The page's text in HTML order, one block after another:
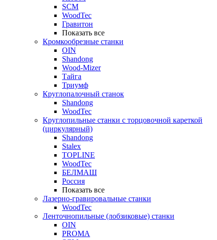
SCM
WoodTec
Гравитон
Показать все
Кромкообрезные станки
OIN
Shandong
Wood-Mizer
Тайга
Триумф
Круглопалочный станок
Shandong
WoodTec
Круглопильные станки с торцовочной кареткой
(циркулярный)
Shandong
Stalex
TOPLINE
WoodTec
БЕЛМАШ
Россия
Показать все
Лазерно-гравировальные станки
WoodTec
Ленточнопильные (лобзиковые) станки
OIN
PROMA